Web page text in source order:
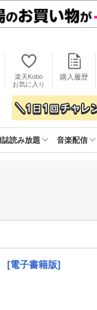
楽天Kobo
お気に入り
購入履歴
誌読み放題 音楽配信
電子書籍版]